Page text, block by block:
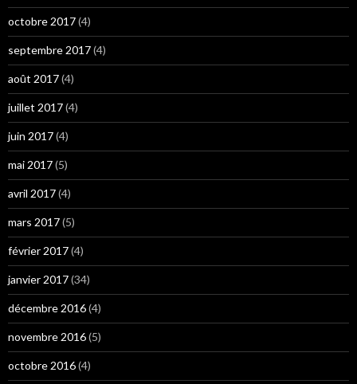
octobre 2017(4)
septembre 2017(4)
août 2017(4)
juillet 2017(4)
juin 2017(4)
mai 2017(5)
avril 2017(4)
mars 2017(5)
février 2017(4)
janvier 2017(34)
décembre 2016(4)
novembre 2016(5)
octobre 2016(4)